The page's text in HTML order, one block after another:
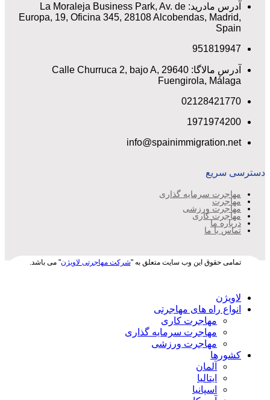
آدرس مادرید: La Moraleja Business Park, Av. de
Europa, 19, Oficina 345, 28108 Alcobendas, Madrid,
Spain
951819947
آدرس مالاگا: Calle Churruca 2, bajo A, 29640
Fuengirola, Málaga
02128421770
1971974200
info@spainimmigration.net
دسترسی سریع
مهاجرت سرمایه گذاری
مهاجرت
مهاجرت ورزشی
مهاجرت کاری
درباره ما
تماس با ما
تمامی حقوق این وب سایت متعلق به "شرکت مهاجرتی لاویژن" می باشد.
لاویژن
انواع راه های مهاجرتی
مهاجرت کاری
مهاجرت سرمایه گذاری
مهاجرت ورزشی
کشورها
آلمان
ایتالیا
اسپانیا